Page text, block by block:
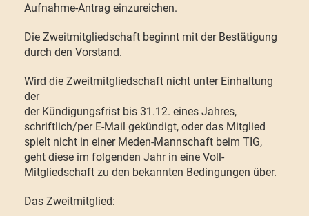
Aufnahme-Antrag einzureichen.
Die Zweitmitgliedschaft beginnt mit der Bestätigung
durch den Vorstand.
Wird die Zweitmitgliedschaft nicht unter Einhaltung
der
der Kündigungsfrist bis 31.12. eines Jahres,
schriftlich/per E-Mail gekündigt, oder das Mitglied
spielt nicht in einer Meden-Mannschaft beim TIG,
geht diese im folgenden Jahr in eine Voll-
Mitgliedschaft zu den bekannten Bedingungen über.
Das Zweitmitglied: